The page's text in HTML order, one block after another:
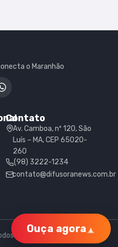
o Maranhão
Contato
Av. Camboa, nº 120, São
Luís – MA, CEP 65020-
260
(98) 3222-1234
contato@difusoranews.com.br
os direitos reservados.
Ouça agora